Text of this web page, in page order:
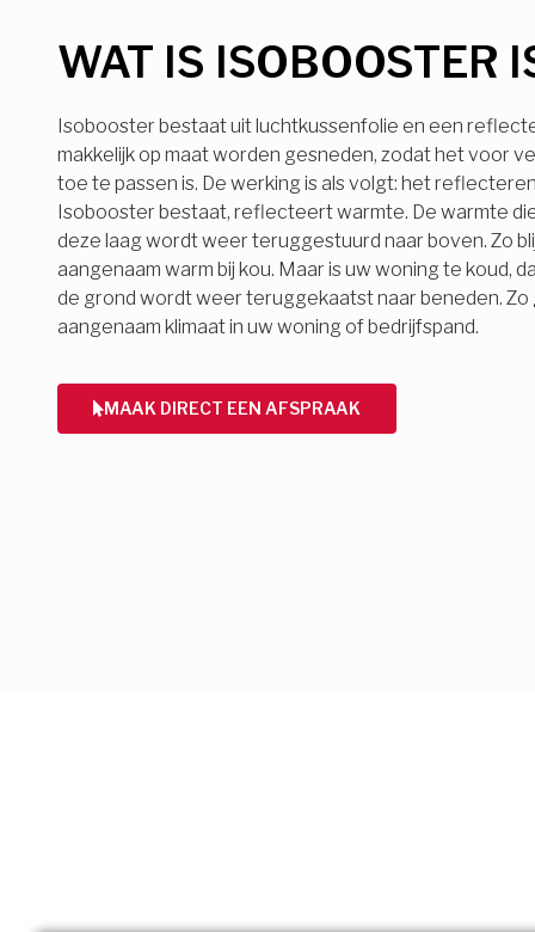
WAT IS ISOBOOSTER
Isobooster bestaat uit luchtkussenfolie en een
makkelijk op maat worden gesneden, zodat het voor
toe te passen is. De werking is als volgt: het
Isobooster bestaat, reflecteert warmte. De warmte
deze laag wordt weer teruggestuurd naar boven. Zo
aangenaam warm bij kou. Maar is uw woning te koud,
de grond wordt weer teruggekaatst naar beneden. Zo
aangenaam klimaat in uw woning of bedrijfspand.
MAAK DIRECT EEN AFSPRAAK